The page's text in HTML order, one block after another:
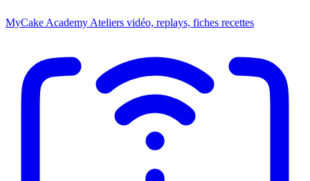
MyCake Academy Ateliers vidéo, replays, fiches recettes